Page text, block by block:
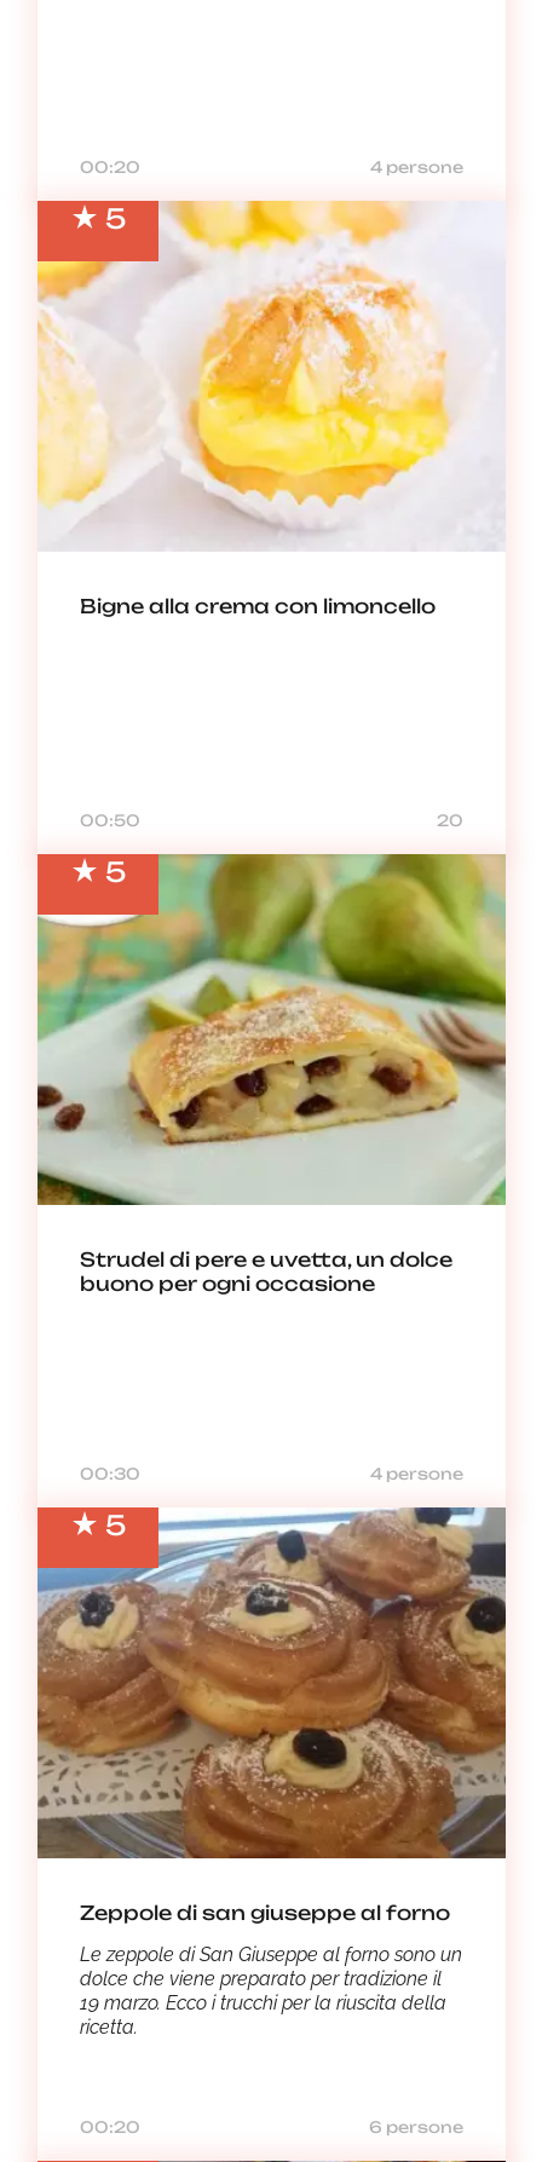
00:20 4 persone
5
Bigne alla crema con limoncello
00:50 20
5
Strudel di pere e uvetta, un dolce
buono per ogni occasione
00:30 4 persone
5
Zeppole di san giuseppe al forno
Le zeppole di San Giuseppe al forno sono un
dolce che viene preparato per tradizione il
19 marzo. Ecco i trucchi per la riuscita della
ricetta.
00:20 6 persone